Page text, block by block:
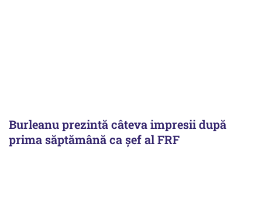
Burleanu prezintă câteva impresii după
prima săptămână ca șef al FRF